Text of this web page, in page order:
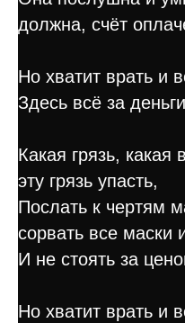
должна, счёт
Но хватит врать и
Здесь всё за
Какая грязь, какая
эту грязь упасть,
Послать к чертям
сорвать все маски
И не стоять за
Но хватит врать и